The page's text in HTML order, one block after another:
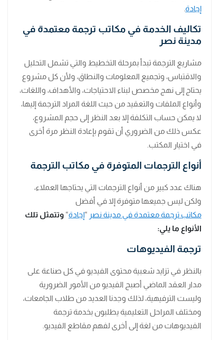
إجادة.
تكاليف الخدمة في مكاتب ترجمة معتمدة في
مدينة نصر
مشاريع الترجمة تبدأ بمرحلة التخطيط والتي تشمل التحليل
والاقتباس، وتجميع المعلومات والنطاق، ولأن كل مشروع
يحتاج إلى نهج مخصص لبناء الاحتياجات، والأهداف، واللغات،
وأنواع الملفات والتعقيد من حيث اللغة المراد الترجمة إليها،
لا يمكن حساب التكلفة إلا بعد النظر إلى حجم المشروع،
عكس ذلك من الضروري أن تقوم بإعادة النظر مرة أخرى
في اختيار المكتب.
أنواع الترجمات المتوفرة في مكاتب الترجمة
هناك عدد كبير من أنواع الترجمات التي يحتاجها العملاء،
ولكن ليس جميعها متوفرة إلا في أفضل
مكاتب ترجمة معتمدة في مدينة نصر “إجادة“ وتتمثل تلك
الأنواع ما يلي:
ترجمة الفيديوهات
بالنظر في تزايد شعبية محتوى الفيديو في كل صناعة على
مدار العقد الماضي أصبح الفيديو من الأمور الضرورية
وليست الترفيهية، لذلك وجدنا العديد من طلاب الجامعات،
ومختلف المراحل التعليمية يطلبون بخدمة ترجمة
الفيديوهات من لغة إلى أخرى لفهم مقاطع الفيديو.